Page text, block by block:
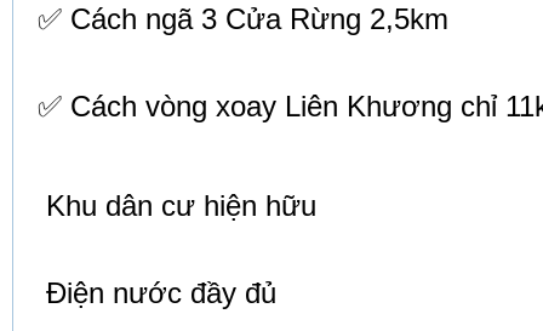
✅ Cách ngã 3 Cửa Rừng 2,5km
✅ Cách vòng xoay Liên Khương chỉ
Khu dân cư hiện hữu
Điện nước đầy đủ